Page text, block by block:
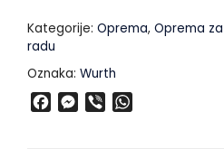
Kategorije: Oprema, Oprema
radu
Oznaka: Wurth
M